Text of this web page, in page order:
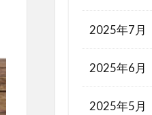
2025年7月
2025年6月
2025年5月